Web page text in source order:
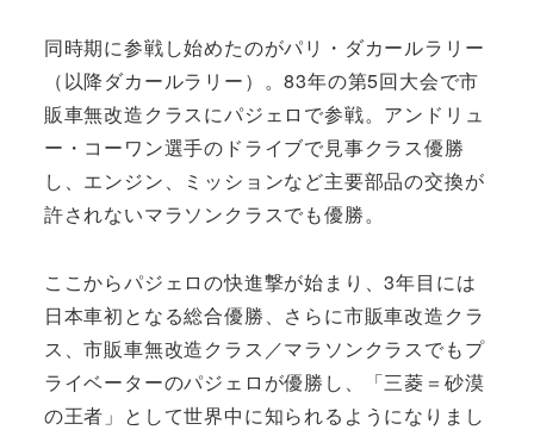
同時期に参戦し始めたのがパリ・ダカールラリー
（以降ダカールラリー）。83年の第5回大会で市
販車無改造クラスにパジェロで参戦。アンドリュ
ー・コーワン選手のドライブで見事クラス優勝
し、エンジン、ミッションなど主要部品の交換が
許されないマラソンクラスでも優勝。
ここからパジェロの快進撃が始まり、3年目には
日本車初となる総合優勝、さらに市販車改造クラ
ス、市販車無改造クラス／マラソンクラスでもプ
ライベーターのパジェロが優勝し、「三菱＝砂漠
の王者」として世界中に知られるようになりまし